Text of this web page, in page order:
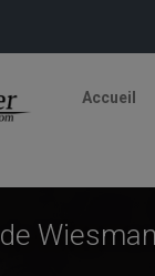
Accueil